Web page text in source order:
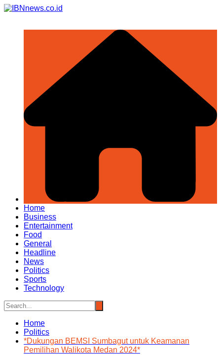
Skip
Home
Business
Entertainment
Food
General
Headline
News
Politics
Sports
Technology
Home
Politics
*Dukungan BEMSI Sumbagut untuk Keamanan
Pemilihan Walikota Medan 2024*